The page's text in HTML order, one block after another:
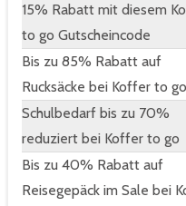
15% Rabatt mit diesem
to go Gutscheincode
Bis zu 85% Rabatt auf
Rucksäcke bei Koffer to go
Schulbedarf bis zu 70%
reduziert bei Koffer to go
Bis zu 40% Rabatt auf
Reisegepäck im Sale bei